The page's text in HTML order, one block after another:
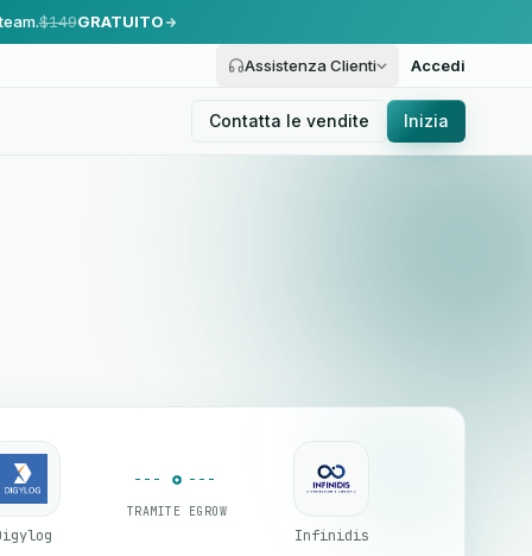
$149GRATUITO
Assistenza Clienti Accedi
Contatta le vendite Inizia
TRAMITE EGROW
Infinidis